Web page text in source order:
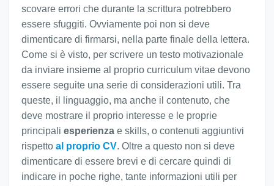
scovare errori che durante la scrittura potrebbero
essere sfuggiti. Ovviamente poi non si deve
dimenticare di firmarsi, nella parte finale della lettera.
Come si è visto, per scrivere un testo motivazionale
da inviare insieme al proprio curriculum vitae devono
essere seguite una serie di considerazioni utili. Tra
queste, il linguaggio, ma anche il contenuto, che
deve mostrare il proprio interesse e le proprie
principali esperienza e skills, o contenuti aggiuntivi
rispetto al proprio CV. Oltre a questo non si deve
dimenticare di essere brevi e di cercare quindi di
indicare in poche righe, tante informazioni utili per